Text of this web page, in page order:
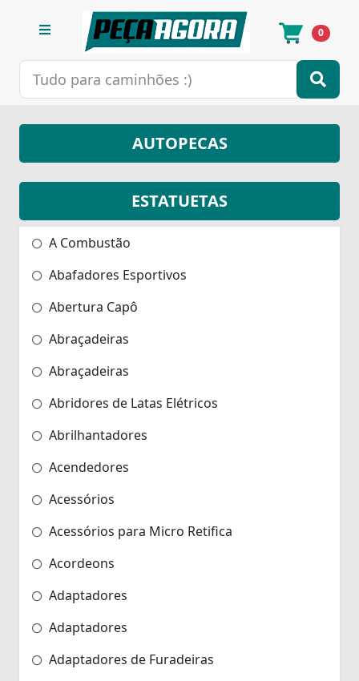
0
AUTOPECAS
ESTATUETAS
A Combustão
Abafadores Esportivos
Abertura Capô
Abraçadeiras
Abraçadeiras
Abridores de Latas Elétricos
Abrilhantadores
Acendedores
Acessórios
Acessórios para Micro Retifica
Acordeons
Adaptadores
Adaptadores
Adaptadores de Furadeiras